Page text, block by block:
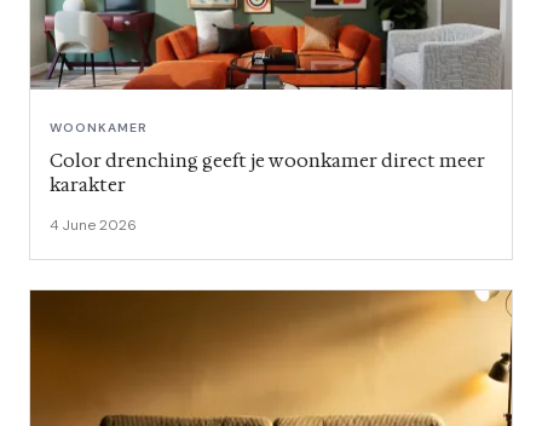
WOONKAMER
Color drenching geeft je woonkamer direct meer
karakter
4 June 2026